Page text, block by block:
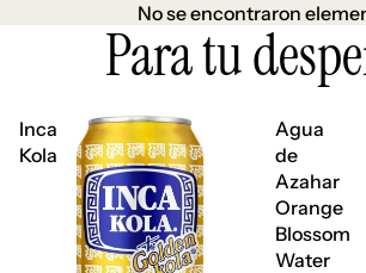
No se encontraron
Para tu
Inca
Kola
Agua
de
Azahar
Orange
Blossom
Water